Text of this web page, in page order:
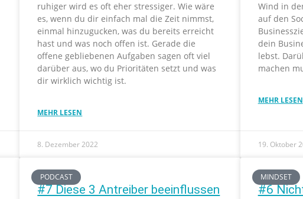
ruhiger wird es oft eher stressiger. Wie wäre
es, wenn du dir einfach mal die Zeit nimmst,
einmal hinzugucken, was du bereits erreicht
hast und was noch offen ist. Gerade die
offene gebliebenen Aufgaben sagen oft viel
darüber aus, wo du Prioritäten setzt und was
dir wirklich wichtig ist.
MEHR LESEN
8. Dezember 2022
Wind in
auf den
dein
lebst.
machen
MEHR LESEN
19. Oktober
PODCAST
#7 Diese 3 Antreiber beeinflussen
MINDSET
#6